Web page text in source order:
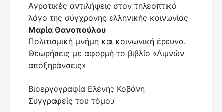
Αγροτικές αντιλήψεις στον τηλεοπτικό
λόγο της σύγχρονης ελληνικής κοινωνίας
Μαρία Θανοπούλου
Πολιτισμική μνήμη και κοινωνική έρευνα.
Θεωρήσεις με αφορμή το βιβλίο «Λιμνών
αποξηράνσεις»
Βιοεργογραφία Ελένης Κοβάνη
Συγγραφείς του τόμου